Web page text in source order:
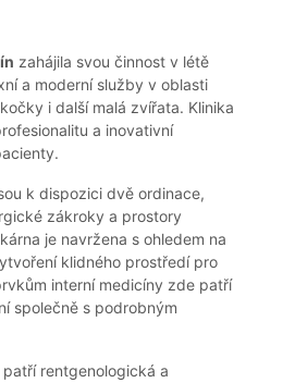
zahájila svou činnost v létě
a moderní služby v oblasti
i další malá zvířata. Klinika
a inovativní
k dispozici dvě ordinace,
zákroky a prostory
je navržena s ohledem na
klidného prostředí pro
interní medicíny zde patří
společně s podrobným
rentgenologická a